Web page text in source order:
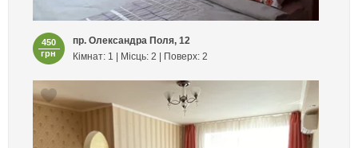
450
грн
пр. Олександра Поля, 12
Кімнат: 1 | Місць: 2 | Поверх: 2